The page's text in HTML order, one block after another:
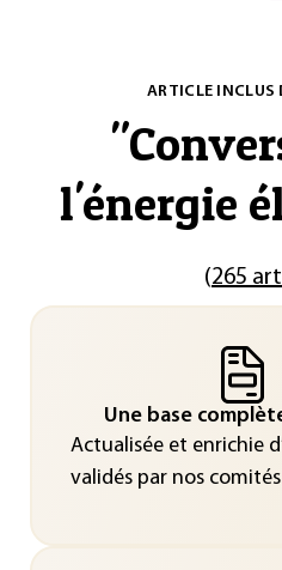
ARTICLE INCLUS
"
l'énergie
(265
Une base
Actualisée et enrichie
validés par nos